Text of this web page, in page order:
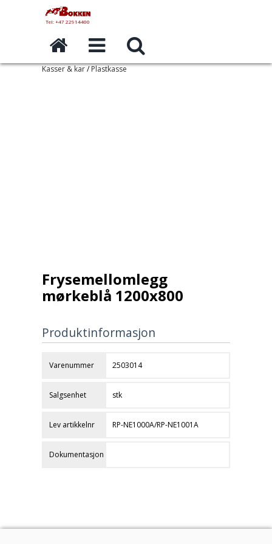
Tel: +47 22914400
Kasser & kar/Plastkasse
Frysemellomlegg
mørkeblå 1200x800
Produktinformasjon
Varenummer 2503014
Salgsenhet stk
Lev artikkelnr RP-NE1000A/RP-NE1001A
Dokumentasjon